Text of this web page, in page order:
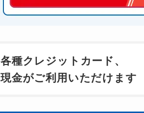
各種クレジットカード、
現金がご利用いただけます